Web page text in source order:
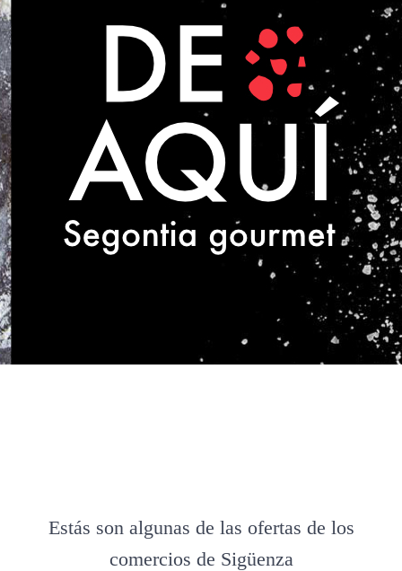
Estás son algunas de las ofertas de los
comercios de Sigüenza